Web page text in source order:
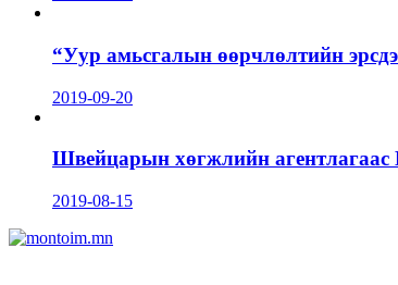
“Уур амьсгалын өөрчлөлтийн
2019-09-20
Швейцарын хөгжлийн агентлагаас
2019-08-15